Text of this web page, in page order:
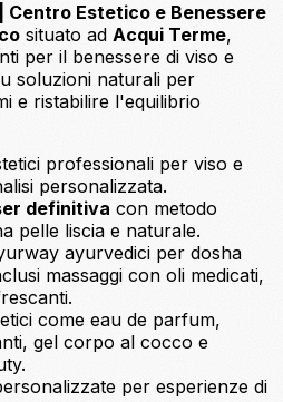
Centro Estetico e Benessere
situato ad Acqui Terme,
per il benessere di viso e
soluzioni naturali per
e ristabilire l'equilibrio
professionali per viso e
personalizzata.
definitiva con metodo
pelle liscia e naturale.
ayurvedici per dosha
massaggi con oli medicati,
come eau de parfum,
gel corpo al cocco e
per esperienze di